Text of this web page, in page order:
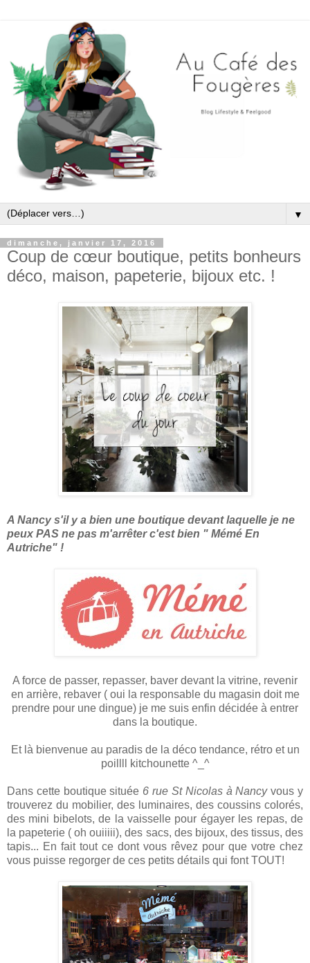
▼
dimanche, janvier 17, 2016
Coup de cœur boutique, petits bonheurs
déco, maison, papeterie, bijoux etc. !
A Nancy s'il y a bien une boutique devant laquelle je ne
peux PAS ne pas m'arrêter c'est bien " Mémé En
Autriche" !
A force de passer, repasser, baver devant la vitrine, revenir
en arrière, rebaver ( oui la responsable du magasin doit me
prendre pour une dingue) je me suis enfin décidée à entrer
dans la boutique.
Et là bienvenue au paradis de la déco tendance, rétro et un
poillll kitchounette ^_^
Dans cette boutique située 6 rue St Nicolas à Nancyvous y
trouverez du mobilier, des luminaires, des coussins colorés,
des mini bibelots, de la vaisselle pour égayer les repas, de
la papeterie ( oh ouiiiii), des sacs, des bijoux, des tissus, des
tapis... En fait tout ce dont vous rêvez pour que votre chez
vous puisse regorger de ces petits détails qui font TOUT!